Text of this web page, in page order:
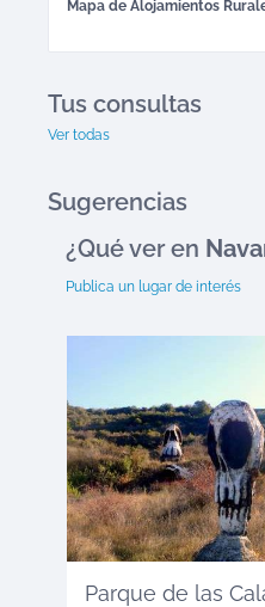
Mapa de Alojamientos
Tus consultas
Ver todas
Sugerencias
¿Qué ver en
Publica un lugar de interés
Parque de las